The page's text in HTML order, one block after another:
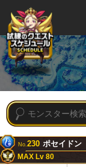
No.230 ポセイドン
MAX Lv 80